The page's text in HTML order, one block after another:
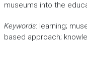
museums into the
Keywords: learning;
based approach;